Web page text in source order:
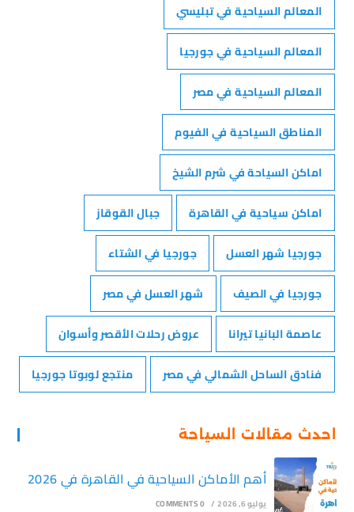
المعالم السياحية في تبليسي
المعالم السياحية في جورجيا
المعالم السياحية في مصر
المناطق السياحية في الفيوم
اماكن السياحة في شرم الشيخ
اماكن سياحية في القاهرة
جبال القوقاز
جورجيا شهر العسل
جورجيا في الشتاء
جورجيا في الصيف
شهر العسل في مصر
عاصمة البانيا تيرانا
عروض رحلات الأقصر وأسوان
فنادق الساحل الشمالي في مصر
منتجع لوبوتا جورجيا
احدث مقالات السياحة
أهم الأماكن السياحية في القاهرة في 2026
يوليو 6, 2026 /
0 COMMENTS